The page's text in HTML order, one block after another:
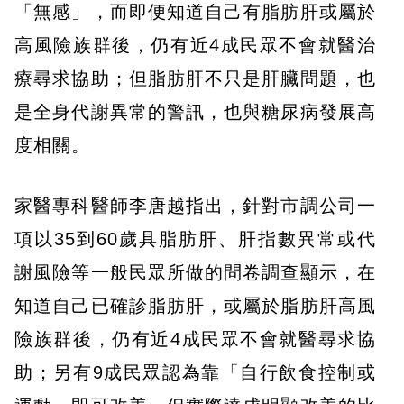
「無感」，而即便知道自己有脂肪肝或屬於
高風險族群後，仍有近4成民眾不會就醫治
療尋求協助；但脂肪肝不只是肝臟問題，也
是全身代謝異常的警訊，也與糖尿病發展高
度相關。
家醫專科醫師李唐越指出，針對市調公司一
項以35到60歲具脂肪肝、肝指數異常或代
謝風險等一般民眾所做的問卷調查顯示，在
知道自己已確診脂肪肝，或屬於脂肪肝高風
險族群後，仍有近4成民眾不會就醫尋求協
助；另有9成民眾認為靠「自行飲食控制或